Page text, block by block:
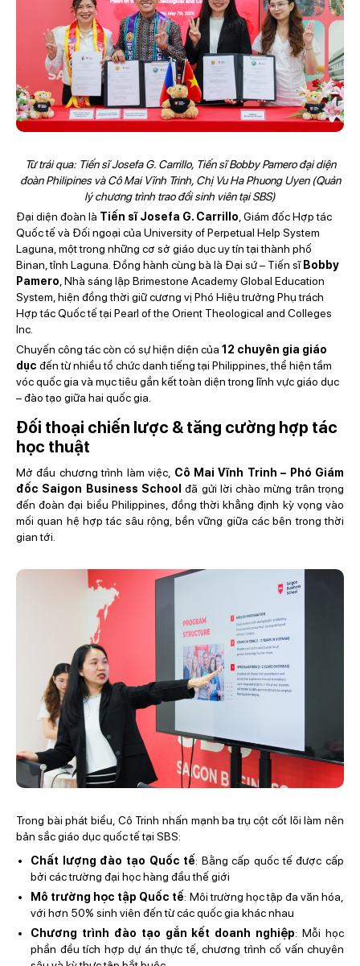
Từ trái qua: Tiến sĩ Josefa G. Carrillo, Tiến sĩ Bobby Pamero đại diện
đoàn Philipines và Cô Mai Vĩnh Trinh, Chị Vu Ha Phuong Uyen (Quản
lý chương trình trao đổi sinh viên tại SBS)
Đại diện đoàn là Tiến sĩ Josefa G. Carrillo , Giám đốc Hợp tác
Quốc tế và Đối ngoại của University of Perpetual Help System
Laguna , một trong những cơ sở giáo dục uy tín tại thành phố
Binan, tỉnh Laguna. Đồng hành cùng bà là Đại sứ – Tiến sĩ Bobby
Pamero , Nhà sáng lập Brimestone Academy Global Education
System , hiện đồng thời giữ cương vị Phó Hiệu trưởng Phụ trách
Hợp tác Quốc tế tại Pearl of the Orient Theological and Colleges
Inc.
Chuyến công tác còn có sự hiện diện của 12 chuyên gia giáo
dục đến từ nhiều tổ chức danh tiếng tại Philippines, thể hiện tầm
vóc quốc gia và mục tiêu gắn kết toàn diện trong lĩnh vực giáo dục
– đào tạo giữa hai quốc gia.
Đối thoại chiến lược & tăng cường hợp tác
học thuật
Mở đầu chương trình làm việc, Cô Mai Vĩnh Trinh – Phó Giám
đốc Saigon Business Schoolđã gửi lời chào mừng trân trọng
đến đoàn đại biểu Philippines, đồng thời khẳng định kỳ vọng vào
mối quan hệ hợp tác sâu rộng, bền vững giữa các bên trong thời
gian tới.
Trong bài phát biểu, Cô Trinh nhấn mạnh ba trụ cột cốt lõi làm nên
bản sắc giáo dục quốc tế tại SBS:
Chất lượng đào tạo Quốc tế: Bằng cấp quốc tế được cấp
bởi các trường đại học hàng đầu thế giới
Mô trường học tập Quốc tế: Môi trường học tập đa văn hóa,
với hơn 50% sinh viên đến từ các quốc gia khác nhau
Chương trình đào tạo gắn kết doanh nghiệp: Mỗi học
phần đều tích hợp dự án thực tế, chương trình cố vấn chuyên